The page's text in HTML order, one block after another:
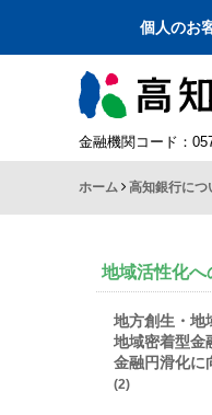
個人のお
金融機関コード：
CSR
ホーム 高知銀行につ
地域活性化へ
地方創生・地
地域密着型金
金融円滑化に
(2)